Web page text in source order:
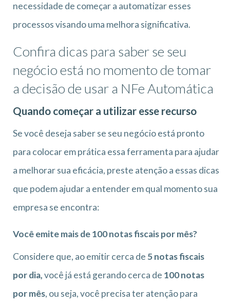
necessidade de começar a automatizar esses
processos visando uma melhora significativa.
Confira dicas para saber se seu
negócio está no momento de tomar
a decisão de usar a NFe Automática
Quando começar a utilizar esse recurso
Se você deseja saber se seu negócio está pronto
para colocar em prática essa ferramenta para ajudar
a melhorar sua eficácia, preste atenção a essas dicas
que podem ajudar a entender em qual momento sua
empresa se encontra:
Você emite mais de 100 notas fiscais por mês?
Considere que, ao emitir cerca de 5 notas fiscais
por dia,você já está gerando cerca de 100 notas
por mês, ou seja, você precisa ter atenção para